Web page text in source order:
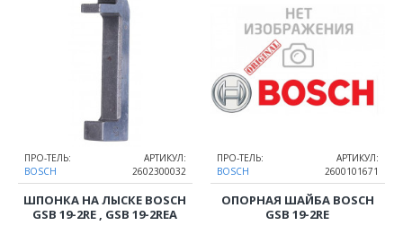
ПРО-ТЕЛЬ:
BOSCH
АРТИКУЛ:
2602300032
ШПОНКА НА ЛЫСКЕ BOSCH
GSB 19-2RE , GSB 19-2REA
ПРО-ТЕЛЬ:
BOSCH
АРТИКУЛ:
2600101671
ОПОРНАЯ ШАЙБА BOSCH
GSB 19-2RE